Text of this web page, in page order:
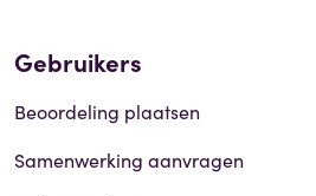
Gebruikers
Beoordeling plaatsen
Samenwerking aanvragen